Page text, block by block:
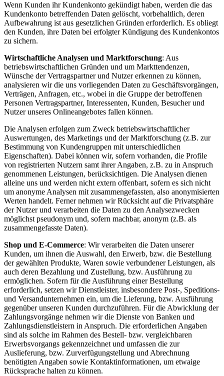
Wenn Kunden ihr Kundenkonto gekündigt haben, werden die das
Kundenkonto betreffenden Daten gelöscht, vorbehaltlich, deren
Aufbewahrung ist aus gesetzlichen Gründen erforderlich. Es obliegt
den Kunden, ihre Daten bei erfolgter Kündigung des Kundenkontos
zu sichern.
Wirtschaftliche Analysen und Marktforschung: Aus
betriebswirtschaftlichen Gründen und um Markttendenzen,
Wünsche der Vertragspartner und Nutzer erkennen zu können,
analysieren wir die uns vorliegenden Daten zu Geschäftsvorgängen,
Verträgen, Anfragen, etc., wobei in die Gruppe der betroffenen
Personen Vertragspartner, Interessenten, Kunden, Besucher und
Nutzer unseres Onlineangebotes fallen können.
Die Analysen erfolgen zum Zweck betriebswirtschaftlicher
Auswertungen, des Marketings und der Marktforschung (z.B. zur
Bestimmung von Kundengruppen mit unterschiedlichen
Eigenschaften). Dabei können wir, sofern vorhanden, die Profile
von registrierten Nutzern samt ihrer Angaben, z.B. zu in Anspruch
genommenen Leistungen, berücksichtigen. Die Analysen dienen
alleine uns und werden nicht extern offenbart, sofern es sich nicht
um anonyme Analysen mit zusammengefassten, also anonymisierten
Werten handelt. Ferner nehmen wir Rücksicht auf die Privatsphäre
der Nutzer und verarbeiten die Daten zu den Analysezwecken
möglichst pseudonym und, sofern machbar, anonym (z.B. als
zusammengefasste Daten).
Shop und E-Commerce: Wir verarbeiten die Daten unserer
Kunden, um ihnen die Auswahl, den Erwerb, bzw. die Bestellung
der gewählten Produkte, Waren sowie verbundener Leistungen, als
auch deren Bezahlung und Zustellung, bzw. Ausführung zu
ermöglichen. Sofern für die Ausführung einer Bestellung
erforderlich, setzen wir Dienstleister, insbesondere Post-, Speditions-
und Versandunternehmen ein, um die Lieferung, bzw. Ausführung
gegenüber unseren Kunden durchzuführen. Für die Abwicklung der
Zahlungsvorgänge nehmen wir die Dienste von Banken und
Zahlungsdienstleistern in Anspruch. Die erforderlichen Angaben
sind als solche im Rahmen des Bestell- bzw. vergleichbaren
Erwerbsvorgangs gekennzeichnet und umfassen die zur
Auslieferung, bzw. Zurverfügungstellung und Abrechnung
benötigten Angaben sowie Kontaktinformationen, um etwaige
Rücksprache halten zu können.